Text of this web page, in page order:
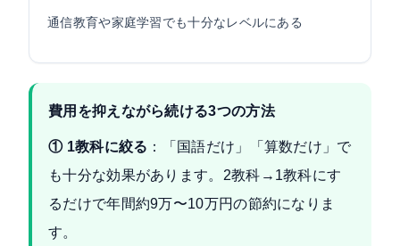
通信教育や家庭学習でも十分なレベルにある
費用を抑えながら続ける3つの方法
① 1教科に絞る ：「国語だけ」「算数だけ」で
も十分な効果があります。2教科→1教科にす
るだけで年間約9万〜10万円の節約になりま
す。